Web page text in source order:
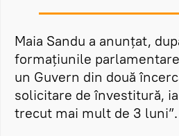
Maia Sandu a anunțat,
formațiunile
un Guvern din două
solicitare de învestitură,
trecut mai mult de 3 luni”.